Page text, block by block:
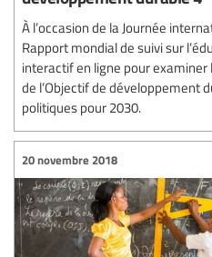
À l’occasion de la Journée
Rapport mondial de suivi sur
interactif en ligne pour
de l’Objectif de développement
politiques pour 2030.
20 novembre 2018